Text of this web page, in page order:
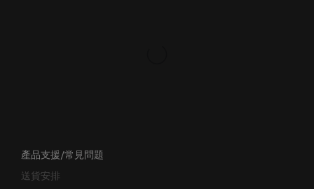
產品支援/常見問題
送貨安排